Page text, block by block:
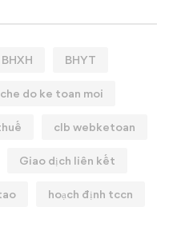
BHXH BHYT
che do ke toan moi
clb webketoan
Giao dịch liên kết
hoạch định tccn